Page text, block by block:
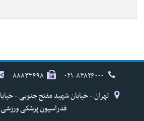
۸۸۸۳۳۴۹۸
فدراسیون پزشکی ورزشی